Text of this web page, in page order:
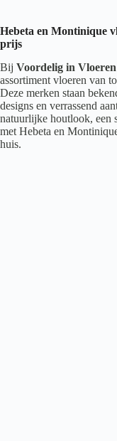
Hebeta en Montinique
prijs
Bij Voordelig in Vloeren
assortiment vloeren van
Deze merken staan
designs en verrassend
natuurlijke houtlook, een
met Hebeta en
huis.